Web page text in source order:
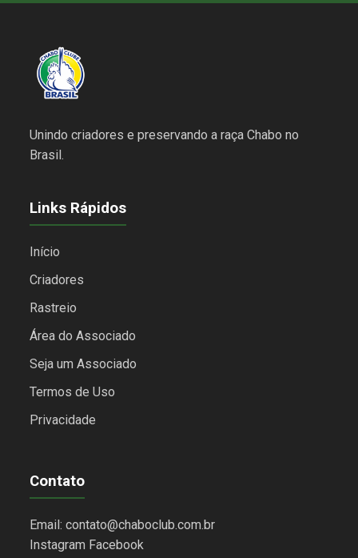
Unindo criadores e preservando a raça Chabo no
Brasil.
Links Rápidos
Início
Criadores
Rastreio
Área do Associado
Seja um Associado
Termos de Uso
Privacidade
Contato
Email: contato@chaboclub.com.br
Instagram Facebook